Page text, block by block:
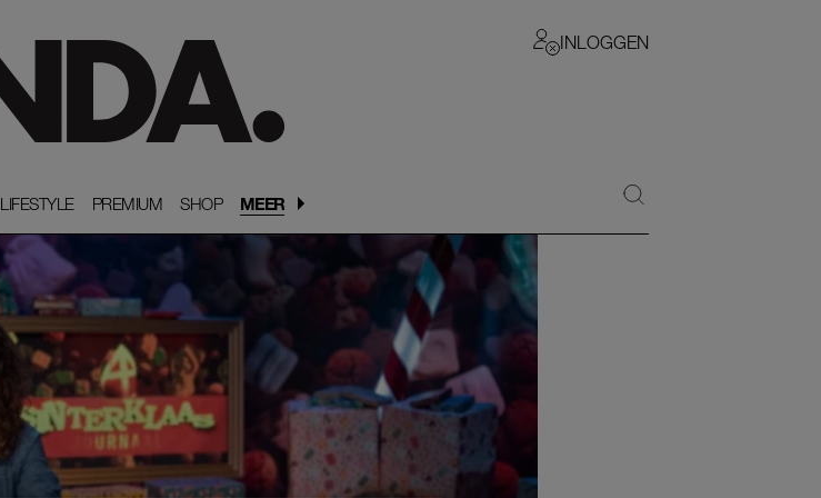
INLOGGEN
LIFESTYLE
LIFESTYLE PREMIUM
PREMIUM SHOP
SHOP MEER